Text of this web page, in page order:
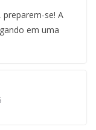
preparem-se! A
em uma